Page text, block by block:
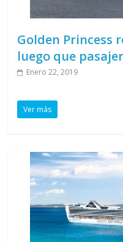
Golden Princess
luego que
Enero 22, 2019
Ver más